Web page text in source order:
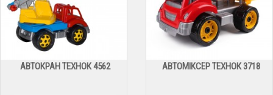
АВТОКРАН ТЕХНОК 4562 АВТОМІКСЕР ТЕХНОК 3718